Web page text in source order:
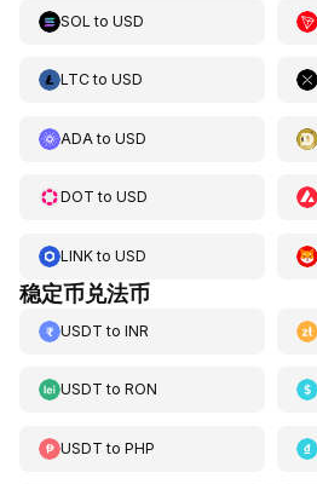
SOL to USD
LTCto USD
ADA to USD
DOT to USD
LINKto USD
稳定币兑法币
USDT to INR
USDT to RON
USDT to PHP